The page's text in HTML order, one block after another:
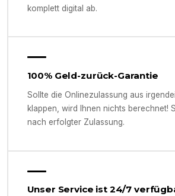
komplett digital ab.
100% Geld-zurück-Garantie
Sollte die Onlinezulassung aus
klappen, wird Ihnen nichts berechnet!
nach erfolgter Zulassung.
Unser Service ist 24/7